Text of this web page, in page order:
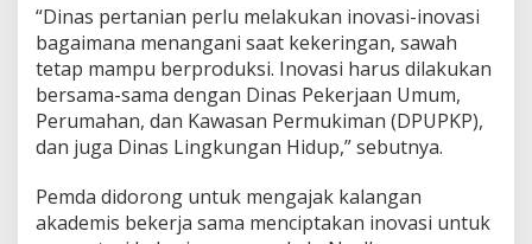
“Dinas pertanian perlu melakukan inovasi-inovasi
bagaimana menangani saat kekeringan, sawah
tetap mampu berproduksi. Inovasi harus dilakukan
bersama-sama dengan Dinas Pekerjaan Umum,
Perumahan, dan Kawasan Permukiman (DPUPKP),
dan juga Dinas Lingkungan Hidup,” sebutnya.
Pemda didorong untuk mengajak kalangan
akademis bekerja sama menciptakan inovasi untuk